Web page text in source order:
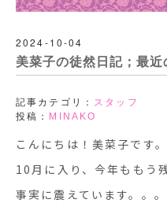
2024-10-04
美菜子の徒然日記；最
記事カテゴリ：
スタッフ
投稿： MINAKO
こんにちは！美菜子です。
10月に入り、今年ももう
事実に震えています。。。